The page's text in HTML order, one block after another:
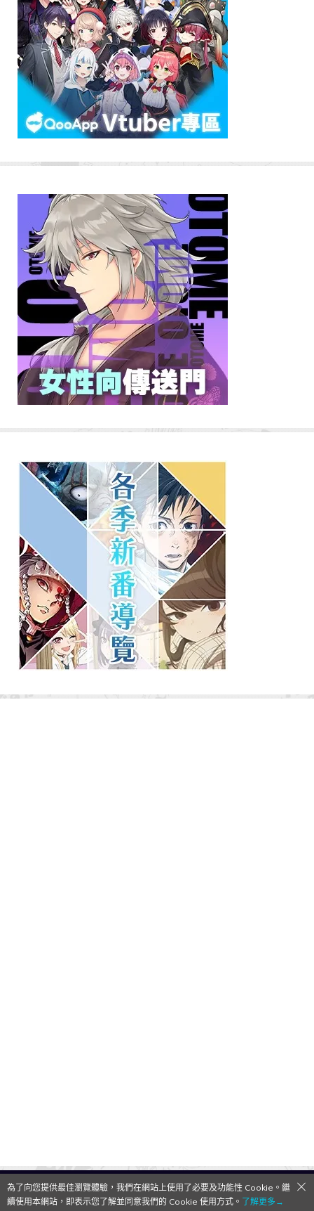
QooApp Limited © 2026
為了向您提供最佳瀏覽體驗，我們在網站上使用了必要及功能性 Cookie。繼
續使用本網站，即表示您了解並同意我們的 Cookie 使用方式。 了解更多→